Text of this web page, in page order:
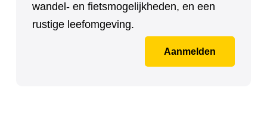
wandel- en fietsmogelijkheden, en een
rustige leefomgeving.
Aanmelden